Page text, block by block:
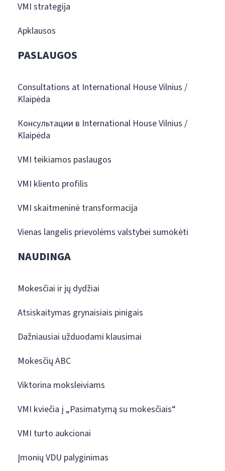
VMI strategija
Apklausos
PASLAUGOS
Consultations at International House Vilnius /
Klaipėda
Консультации в International House Vilnius /
Klaipėda
VMI teikiamos paslaugos
VMI kliento profilis
VMI skaitmeninė transformacija
Vienas langelis prievolėms valstybei sumokėti
NAUDINGA
Mokesčiai ir jų dydžiai
Atsiskaitymas grynaisiais pinigais
Dažniausiai užduodami klausimai
Mokesčių ABC
Viktorina moksleiviams
VMI kviečia į „Pasimatymą su mokesčiais“
VMI turto aukcionai
Įmonių VDU palyginimas